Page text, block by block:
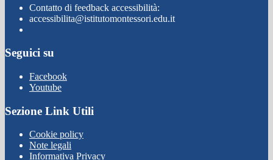
Contatto di feedback accessibilità:
accessibilita@istitutomontessori.edu.it
Seguici su
Facebook
Youtube
Sezione Link Utili
Cookie policy
Note legali
Informativa Privacy